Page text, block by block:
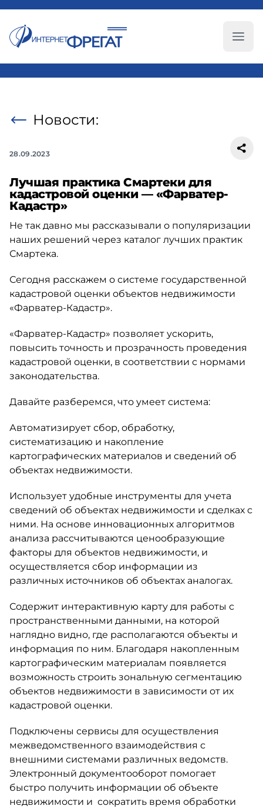
Новости:
28.09.2023
Лучшая практика Смартеки для
кадастровой оценки — «Фарватер-
Кадастр»
Не так давно мы рассказывали о популяризации
наших решений через каталог лучших практик
Смартека.
Сегодня расскажем о системе государственной
кадастровой оценки объектов недвижимости
«Фарватер-Кадастр».
«Фарватер-Кадастр» позволяет ускорить,
повысить точность и прозрачность проведения
кадастровой оценки, в соответствии с нормами
законодательства.
Давайте разберемся, что умеет система:
Автоматизирует сбор, обработку,
систематизацию и накопление
картографических материалов и сведений об
объектах недвижимости.
Использует удобные инструменты для учета
сведений об объектах недвижимости и сделках с
ними. На основе инновационных алгоритмов
анализа рассчитываются ценообразующие
факторы для объектов недвижимости, и
осуществляется сбор информации из
различных источников об объектах аналогах.
Содержит интерактивную карту для работы с
пространственными данными, на которой
наглядно видно, где располагаются объекты и
информация по ним. Благодаря накопленным
картографическим материалам появляется
возможность строить зональную сегментацию
объектов недвижимости в зависимости от их
кадастровой оценки.
Подключены сервисы для осуществления
межведомственного взаимодействия с
внешними системами различных ведомств.
Электронный документооборот помогает
быстро получить информации об объекте
недвижимости и сократить время обработки